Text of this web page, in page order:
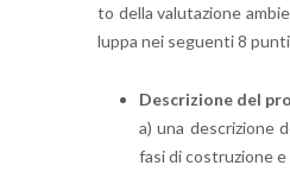
to della va­lu­ta­zio­ne
lup­pa nei se­guen­ti 8
De­scri­zio­ne del
a) una de­scri­zio­ne
fasi di co­stru­zio­ne